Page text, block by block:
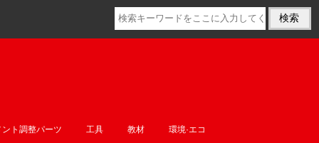
ント調整パーツ 工具 教材 環境·エコ